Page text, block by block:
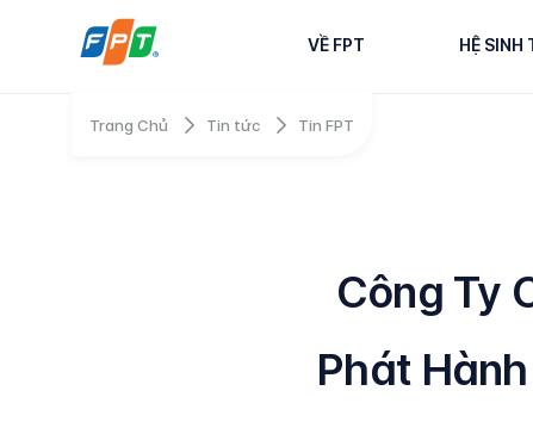
VỀ FPT HỆ SINH
Trang Chủ Tin tức Tin FPT
Công Ty
Phát